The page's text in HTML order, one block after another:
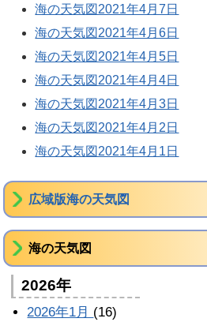
海の天気図2021年4月7日
海の天気図2021年4月6日
海の天気図2021年4月5日
海の天気図2021年4月4日
海の天気図2021年4月3日
海の天気図2021年4月2日
海の天気図2021年4月1日
広域版海の天気図
海の天気図
2026年
2026年1月 (16)